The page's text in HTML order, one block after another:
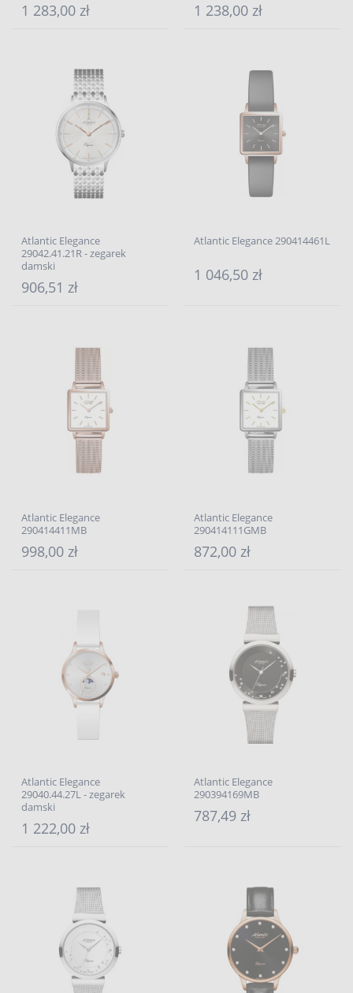
1 283,00 zł 1 238,00 zł
Atlantic Elegance
29042.41.21R - zegarek
damski
906,51 zł
Atlantic Elegance 290414461L
1 046,50 zł
Atlantic Elegance
290414411MB
998,00 zł
Atlantic Elegance
290414111GMB
872,00 zł
Atlantic Elegance
29040.44.27L - zegarek
damski
1 222,00 zł
Atlantic Elegance
290394169MB
787,49 zł